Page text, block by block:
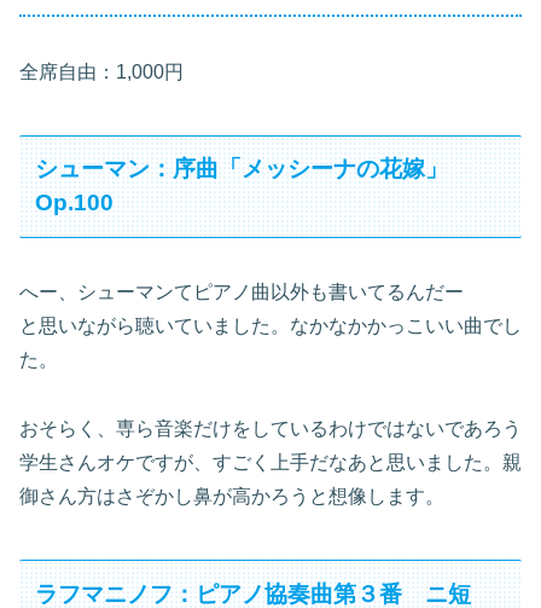
全席自由：1,000円
シューマン：序曲「メッシーナの花嫁」
Op.100
へー、シューマンてピアノ曲以外も書いてるんだー
と思いながら聴いていました。なかなかかっこいい曲でし
た。
おそらく、専ら音楽だけをしているわけではないであろう
学生さんオケですが、すごく上手だなあと思いました。親
御さん方はさぞかし鼻が高かろうと想像します。
ラフマニノフ：ピアノ協奏曲第３番 ニ短